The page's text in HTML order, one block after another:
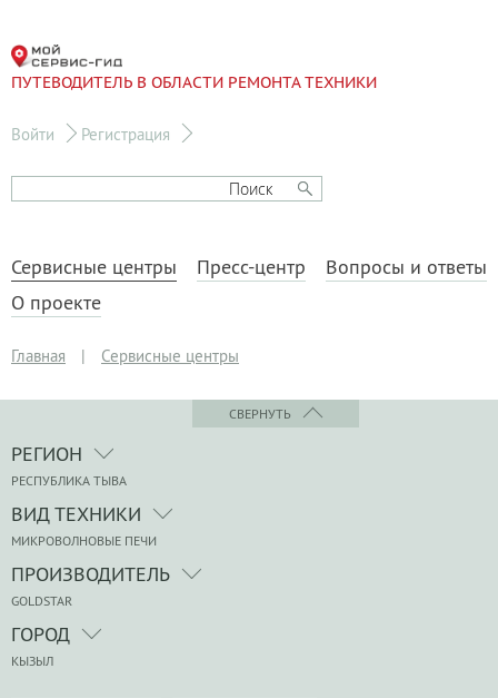
ПУТЕВОДИТЕЛЬ В ОБЛАСТИ РЕМОНТА ТЕХНИКИ
Войти Регистрация
Сервисные центры Пресс-центр
Вопросы и ответы
О проекте
Главная | Сервисные центры
СВЕРНУТЬ
РЕГИОН
РЕСПУБЛИКА ТЫВА
ВИД ТЕХНИКИ
МИКРОВОЛНОВЫЕ ПЕЧИ
ПРОИЗВОДИТЕЛЬ
GOLDSTAR
ГОРОД
КЫЗЫЛ